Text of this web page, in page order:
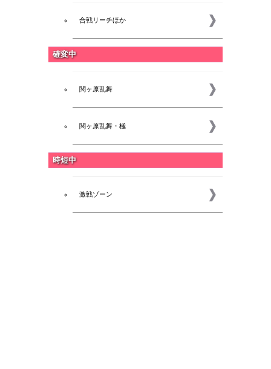
合戦リーチほか
確変中
関ヶ原乱舞
関ヶ原乱舞・極
時短中
激戦ゾーン